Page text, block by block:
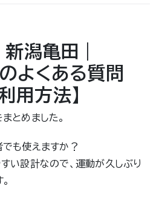
潟亀田｜
くある質問
用方法】
とめました。
も使えますか？
い設計なので、運動が久しぶり